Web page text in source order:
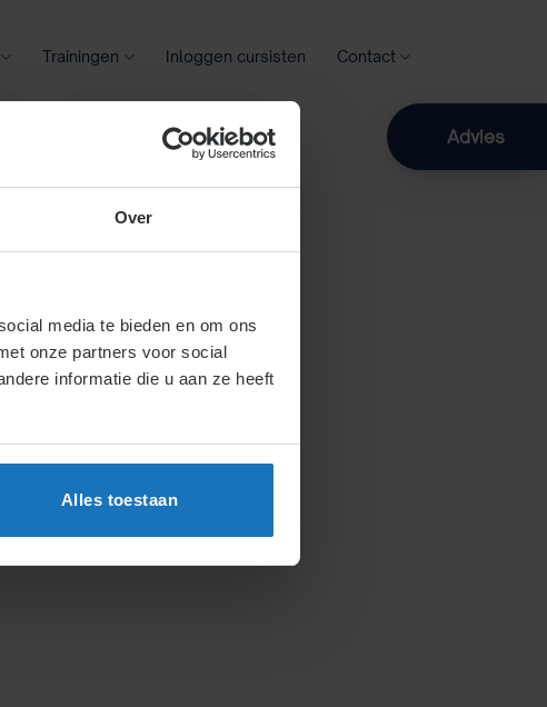
Over
media te bieden en om ons
onze partners voor social
informatie die u aan ze heeft
Alles toestaan
Trainingen Inloggen cursisten Contact
Zoeken Advies